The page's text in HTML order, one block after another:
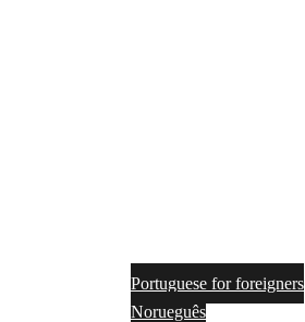
Portuguese for foreigners
Norueguês